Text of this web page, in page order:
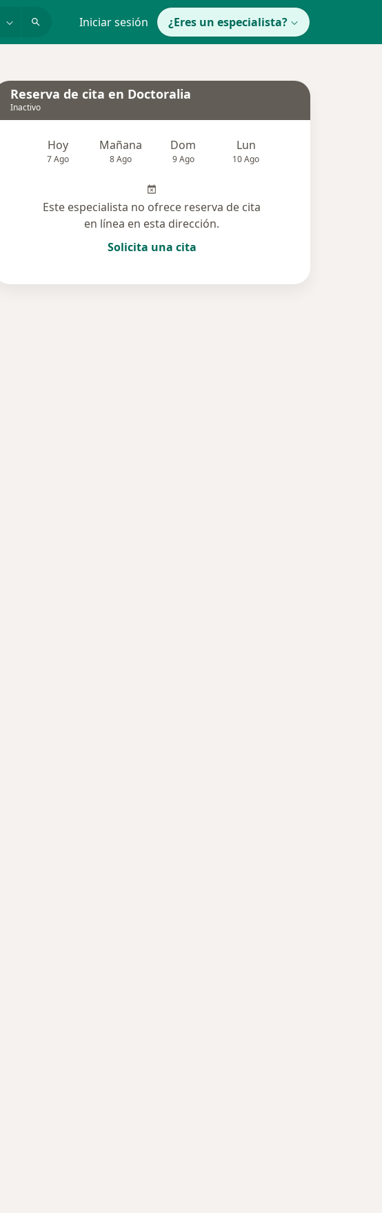
Iniciar sesión ¿Eres un especialista?
Reserva de cita en Doctoralia
Inactivo
Hoy
7 Ago
Mañana
8 Ago
Dom
9 Ago
Lun
10 Ago
Este especialista no ofrece reserva de cita
en línea en esta dirección.
Solicita una cita